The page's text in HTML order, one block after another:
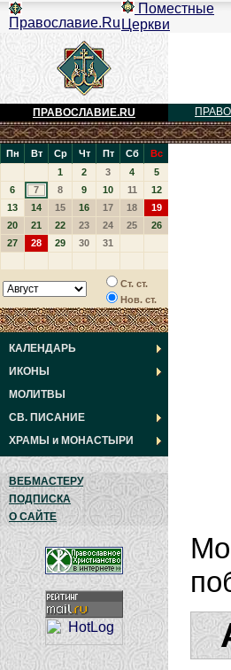
Православие.Ru
Поместные
Церкви
ПРАВОСЛАВИЕ.RU
Пн Вт Ср Чт Пт Сб
Вс
1
2 3 4
5
6
7 8 9 10 11
12
13
14 15 16 17 18
19
20
21 22 23 24 25
26
27
28 29 30 31
Ст. ст.
Нов. ст.
КАЛЕНДАРЬ
ИКОНЫ
МОЛИТВЫ
СВ. ПИСАНИЕ
ХРАМЫ и МОНАСТЫРИ
ВЕБМАСТЕРУ
ПОДПИСКА
О САЙТЕ